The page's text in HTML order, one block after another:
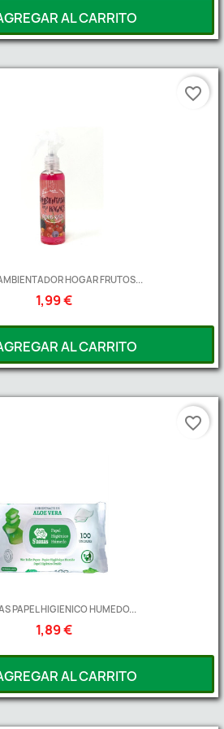
AL CARRITO
HOGAR FRUTOS...
1,99 €
AL CARRITO
favorite_border
PAPEL HIGIENICO HUMEDO...
1,89 €
AL CARRITO
favorite_border